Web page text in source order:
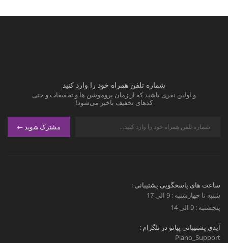
شماره تلفن همراه خود را وارد کنید
و اولین نفری باشید که از زمان پروموشن ها و تخفیفات و حتی
کدهای تخفیف باخبر می‌شود!
مشترک شوید
ساعت های پاسخگویی پشتیبانی :
شنبه تا چهارشنبه : 9 الی 17
پنجشنبه : 9 الی 14
آیدی پشتیبانی پیانو در تلگرام :
Piano_Support